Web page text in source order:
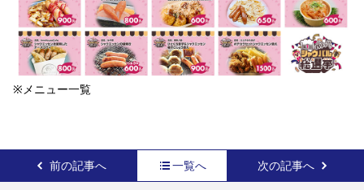
※メニュー一覧
前の記事へ 一覧へ 次の記事へ